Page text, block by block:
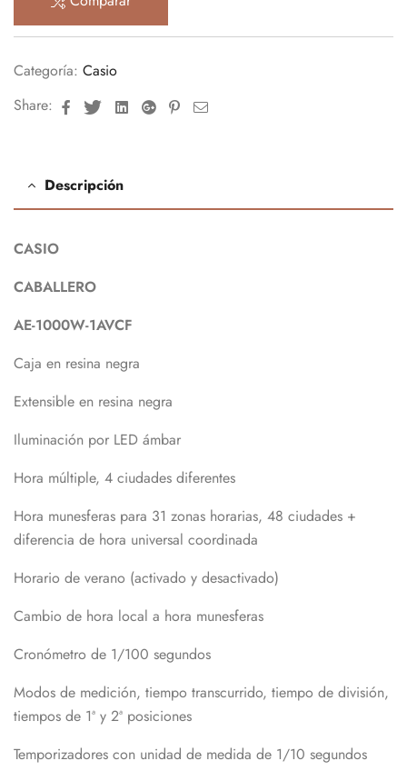
Categoría: Casio
Share:
FacebookTwitterLinkedinGoogle+Pinterest
Email
Descripción
CASIO
CABALLERO
AE-1000W-1AVCF
Caja en resina negra
Extensible en resina negra
Iluminación por LED ámbar
Hora múltiple, 4 ciudades diferentes
Hora munesferas para 31 zonas horarias, 48 ciudades +
diferencia de hora universal coordinada
Horario de verano (activado y desactivado)
Cambio de hora local a hora munesferas
Cronómetro de 1/100 segundos
Modos de medición, tiempo transcurrido, tiempo de división,
tiempos de 1ª y 2ª posiciones
Temporizadores con unidad de medida de 1/10 segundos